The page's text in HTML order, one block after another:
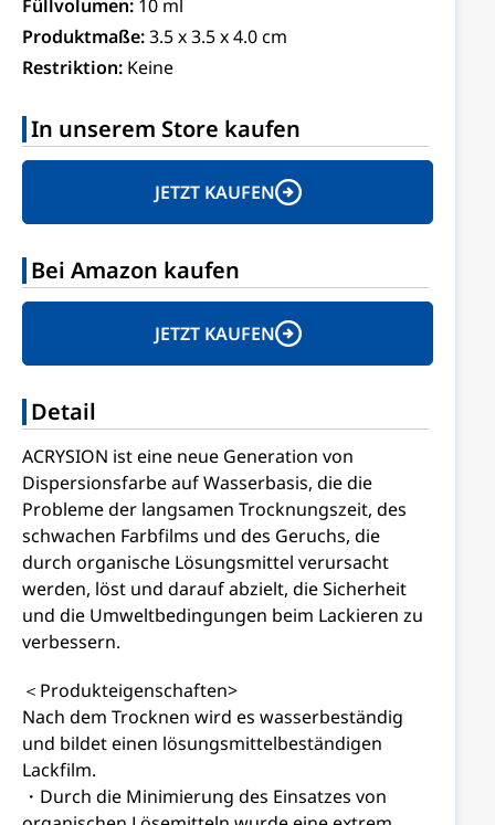
Füllvolumen: 10 ml
Produktmaße:3.5 x 3.5 x 4.0 cm
Restriktion: Keine
In unserem Store kaufen
JETZT KAUFEN
Bei Amazon kaufen
JETZT KAUFEN
Detail
ACRYSION ist eine neue Generation von
Dispersionsfarbe auf Wasserbasis, die die
Probleme der langsamen Trocknungszeit, des
schwachen Farbfilms und des Geruchs, die
durch organische Lösungsmittel verursacht
werden, löst und darauf abzielt, die Sicherheit
und die Umweltbedingungen beim Lackieren zu
verbessern.
＜Produkteigenschaften>
Nach dem Trocknen wird es wasserbeständig
und bildet einen lösungsmittelbeständigen
Lackfilm.
・Durch die Minimierung des Einsatzes von